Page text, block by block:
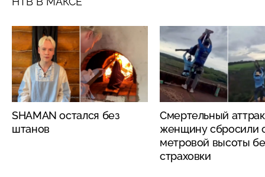
SHAMAN остался без
штанов
Смертельный
женщину сбросили
метровой высоты
страховки